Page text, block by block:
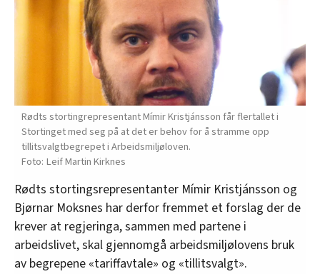
Rødts stortingrepresentant Mímir Kristjánsson får flertallet i
Stortinget med seg på at det er behov for å stramme opp
tillitsvalgtbegrepet i Arbeidsmiljøloven.
Leif Martin Kirknes
Rødts stortingsrepresentanter Mímir Kristjánsson og
Bjørnar Moksnes har derfor fremmet et forslag der de
krever at regjeringa, sammen med partene i
arbeidslivet, skal gjennomgå arbeidsmiljølovens bruk
av begrepene «tariffavtale» og «tillitsvalgt».